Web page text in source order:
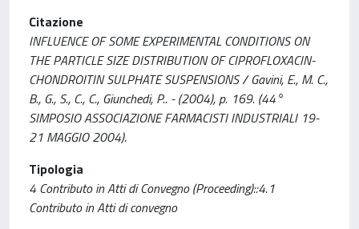
Citazione
INFLUENCE OF SOME EXPERIMENTAL CONDITIONS ON
THE PARTICLE SIZE DISTRIBUTION OF CIPROFLOXACIN-
CHONDROITIN SULPHATE SUSPENSIONS / Gavini, E., M. C.,
B., G., S., C., C., Giunchedi, P.. - (2004), p. 169. (44°
SIMPOSIO ASSOCIAZIONE FARMACISTI INDUSTRIALI 19-
21 MAGGIO 2004).
Tipologia
4 Contributo in Atti di Convegno (Proceeding)::4.1
Contributo in Atti di convegno